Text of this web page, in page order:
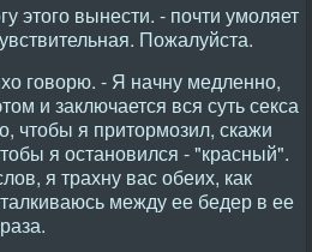
этого вынести. - почти умоляет
Пожалуйста.
говорю. - Я начну медленно,
и заключается вся суть секса
чтобы я притормозил, скажи
я остановился - "красный".
я трахну вас обеих, как
между ее бедер в ее